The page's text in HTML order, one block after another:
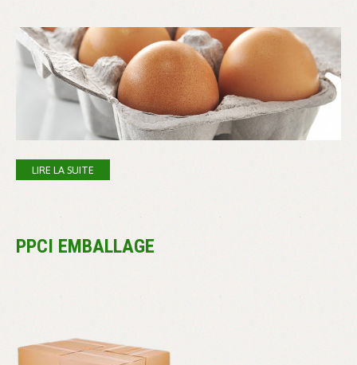
LIRE LA SUITE
PPCI EMBALLAGE